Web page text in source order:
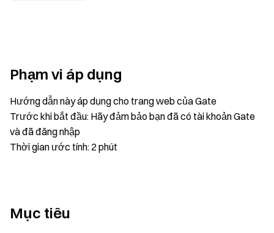
Phạm vi áp dụng
Hướng dẫn này áp dụng cho trang web của Gate
Trước khi bắt đầu: Hãy đảm bảo bạn đã có tài khoản Gate
và đã đăng nhập
Thời gian ước tính: 2 phút
Mục tiêu